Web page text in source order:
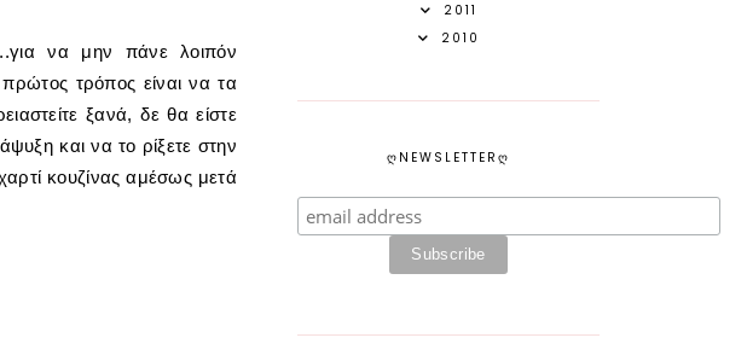
να μην πάνε λοιπόν
τρόπος είναι να τα
ξανά, δε θα είστε
και να το ρίξετε στην
κουζίνας αμέσως μετά
2011
2010
ᲦNEWSLETTERᲦ